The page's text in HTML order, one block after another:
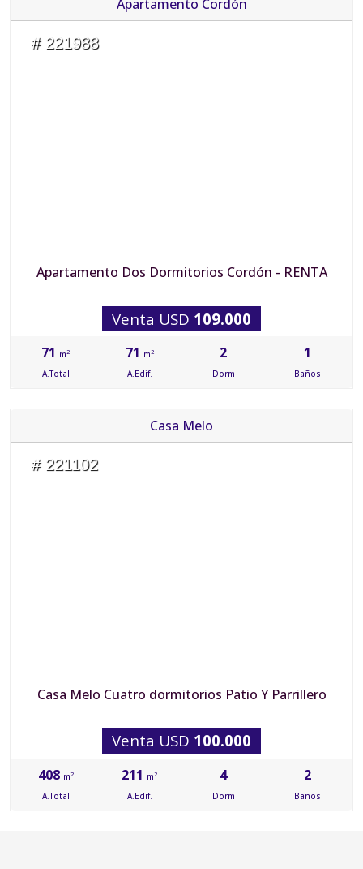
Apartamento Cordón
# 221988
Apartamento Dos Dormitorios Cordón - RENTA
Venta USD 109.000
71 m2
A.Total
71 m2
A.Edif.
2
Dorm
1
Baños
Casa Melo
# 221102
Casa Melo Cuatro dormitorios Patio Y Parrillero
Venta USD 100.000
408 m2
A.Total
211 m2
A.Edif.
4
Dorm
2
Baños